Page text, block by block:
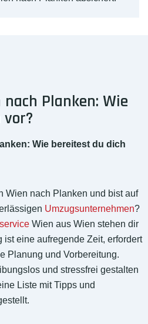
Planken: Wie
Wie bereitest du dich
Wien nach Planken und bist auf
Umzugsunternehmen?
Wien aus Wien stehen dir
ist eine aufregende Zeit, erfordert
Planung und Vorbereitung.
und stressfrei gestalten
Liste mit Tipps und